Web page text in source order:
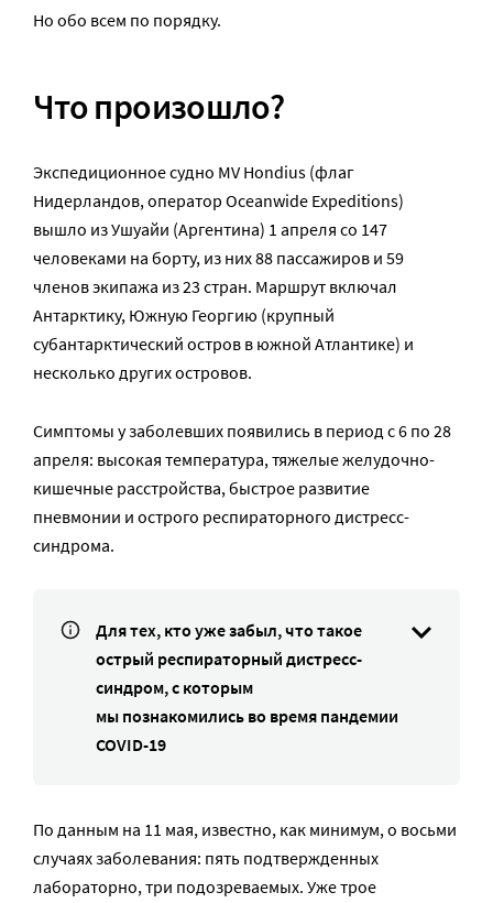
Но обо всем по порядку.
Что произошло?
Экспедиционное судно MV Hondius (флаг
Нидерландов, оператор Oceanwide Expeditions)
вышло из Ушуайи (Аргентина) 1 апреля со 147
человеками на борту, из них 88 пассажиров и 59
членов экипажа из 23 стран. Маршрут включал
Антарктику, Южную Георгию (крупный
субантарктический остров в южной Атлантике) и
несколько других островов.
Симптомы у заболевших появились в период с 6 по 28
апреля: высокая температура, тяжелые желудочно-
кишечные расстройства, быстрое развитие
пневмонии и острого респираторного дистресс-
синдрома.
Для тех, кто уже забыл, что такое
острый респираторный дистресс-
синдром, с которым
мы познакомились во время пандемии
COVID-19
По данным на 11 мая, известно, как минимум, о восьми
случаях заболевания: пять подтвержденных
лабораторно, три подозреваемых. Уже трое